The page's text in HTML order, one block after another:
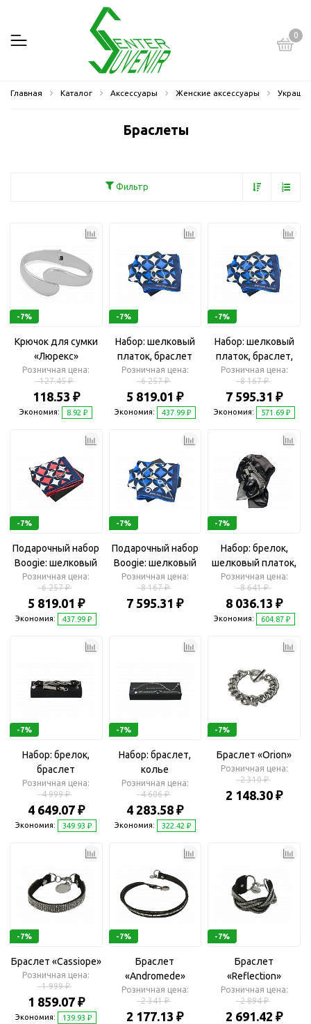
0
Главная Каталог Аксессуары Женские аксессуары
Браслеты
Фильтр
-7%
Крючок для сумки
«Люрекс»
Розничная цена:
127.45 ₽
118.53 ₽
Экономия: 8.92 ₽
-7%
Набор: шелковый
платок, браслет
Розничная цена:
6 257 ₽
5 819.01 ₽
Экономия: 437.99 ₽
-7%
Набор: шелковый
платок, браслет,
колье
Розничная цена:
8 167 ₽
7 595.31 ₽
Экономия: 571.69 ₽
-7%
Подарочный набор
Boogie: шелковый
платок, браслет
Розничная цена:
6 257 ₽
5 819.01 ₽
Экономия: 437.99 ₽
-7%
Подарочный набор
Boogie: шелковый
платок, браслет,
колье
Розничная цена:
8 167 ₽
7 595.31 ₽
-7%
Набор: брелок,
шелковый платок,
браслет
Розничная цена:
8 641 ₽
8 036.13 ₽
Экономия: 604.87 ₽
-7%
Набор: брелок,
браслет
Розничная цена:
4 999 ₽
4 649.07 ₽
Экономия: 349.93 ₽
-7%
Набор: браслет,
колье
Розничная цена:
4 606 ₽
4 283.58 ₽
Экономия: 322.42 ₽
-7%
Браслет «Orion»
Розничная цена:
2 310 ₽
2 148.30 ₽
-7%
Браслет «Cassiope»
Розничная цена:
1 999 ₽
1 859.07 ₽
Экономия: 139.93 ₽
-7%
Браслет
«Andromede»
Розничная цена:
2 341 ₽
2 177.13 ₽
-7%
Браслет
«Reflection»
Розничная цена:
2 894 ₽
2 691.42 ₽